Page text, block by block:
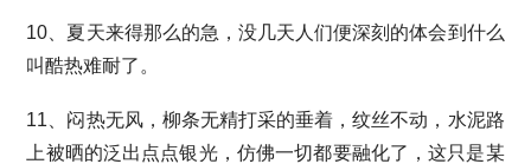
10、夏天来得那么的急，没几天人们便深刻的体会到什么
叫酷热难耐了。
11、闷热无风，柳条无精打采的垂着，纹丝不动，水泥路
上被晒的泛出点点银光，仿佛一切都要融化了，这只是某